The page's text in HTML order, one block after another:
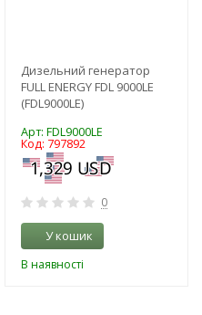
Дизельний генератор
FULL ENERGY FDL 9000LE
(FDL9000LE)
Арт: FDL9000LE
Код: 797892
0
У кошик
В наявності